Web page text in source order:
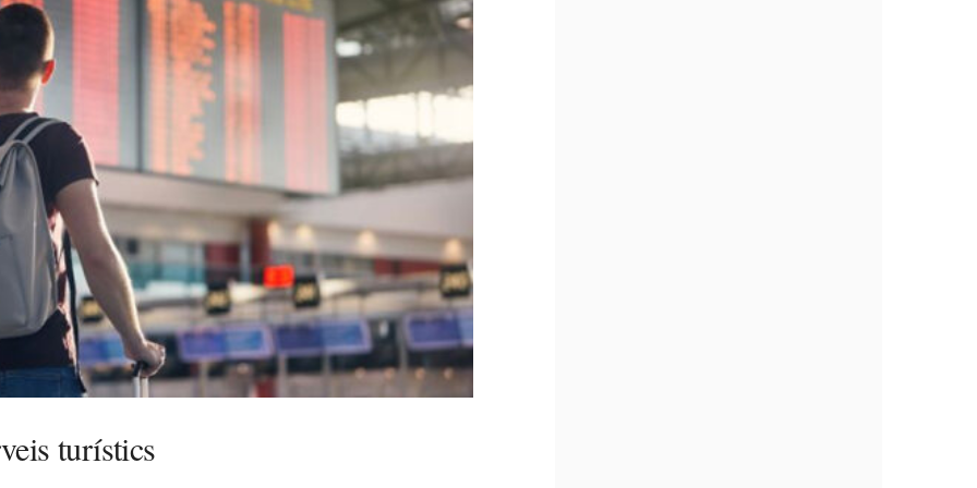
turístics